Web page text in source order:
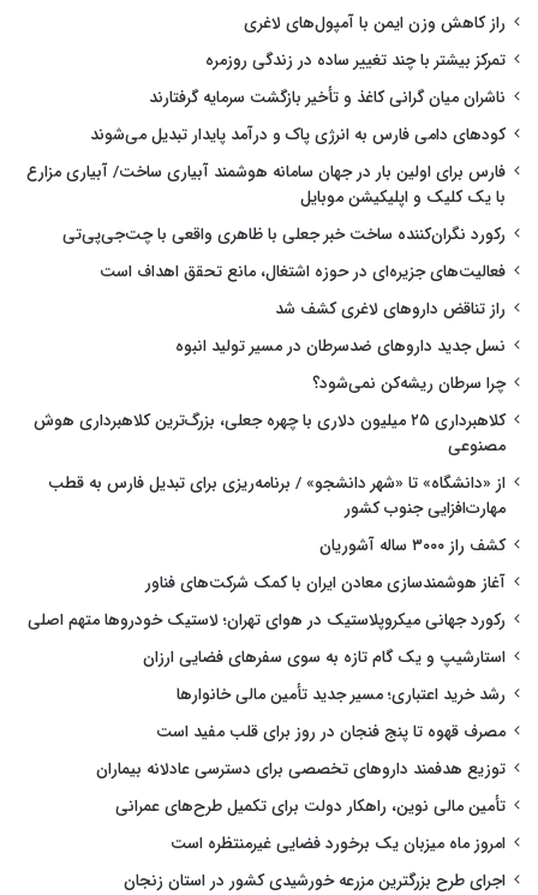
راز کاهش وزن ایمن با آمپول‌های لاغری
تمرکز بیشتر با چند تغییر ساده در زندگی روزمره
ناشران میان گرانی کاغذ و تأخیر بازگشت سرمایه گرفتارند
کودهای دامی فارس به انرژی پاک و درآمد پایدار تبدیل می‌شوند
فارس برای اولین بار در جهان سامانه هوشمند آبیاری ساخت/ آبیاری مزارع
با یک کلیک و اپلیکیشن موبایل
رکورد نگران‌کننده ساخت خبر جعلی با ظاهری واقعی با چت‌جی‌پی‌تی
فعالیت‌های جزیره‌ای در حوزه اشتغال، مانع تحقق اهداف است
راز تناقض داروهای لاغری کشف شد
نسل جدید داروهای ضدسرطان در مسیر تولید انبوه
چرا سرطان ریشه‌کن نمی‌شود؟
کلاهبرداری ۲۵ میلیون دلاری با چهره جعلی، بزرگ‌ترین کلاهبرداری هوش
مصنوعی
از «دانشگاه» تا «شهر دانشجو» / برنامه‌ریزی برای تبدیل فارس به قطب
مهارت‌افزایی جنوب کشور
کشف راز ۳۰۰۰ ساله آشوریان
آغاز هوشمندسازی معادن ایران با کمک شرکت‌های فناور
رکورد جهانی میکروپلاستیک در هوای تهران؛ لاستیک خودروها متهم اصلی
استارشیپ و یک گام تازه به سوی سفرهای فضایی ارزان
رشد خرید اعتباری؛ مسیر جدید تأمین مالی خانوارها
مصرف قهوه تا پنج فنجان در روز برای قلب مفید است
توزیع هدفمند داروهای تخصصی برای دسترسی عادلانه بیماران
تأمین مالی نوین، راهکار دولت برای تکمیل طرح‌های عمرانی
امروز ماه میزبان یک برخورد فضایی غیرمنتظره است
اجرای طرح بزرگترین مزرعه خورشیدی کشور در استان زنجان